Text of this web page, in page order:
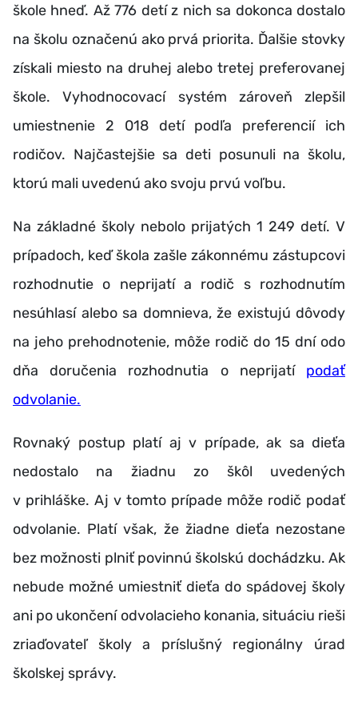
škole hneď. Až 776 detí z nich sa dokonca dostalo
na školu označenú ako prvá priorita. Ďalšie stovky
získali miesto na druhej alebo tretej preferovanej
škole. Vyhodnocovací systém zároveň zlepšil
umiestnenie 2 018 detí podľa preferencií ich
rodičov. Najčastejšie sa deti posunuli na školu,
ktorú mali uvedenú ako svoju prvú voľbu.
Na základné školy nebolo prijatých 1 249 detí. V
prípadoch, keď škola zašle zákonnému zástupcovi
rozhodnutie o neprijatí a rodič s rozhodnutím
nesúhlasí alebo sa domnieva, že existujú dôvody
na jeho prehodnotenie, môže rodič do 15 dní odo
dňa doručenia rozhodnutia o neprijatí podať
odvolanie.
Rovnaký postup platí aj v prípade, ak sa dieťa
nedostalo na žiadnu zo škôl uvedených
v prihláške. Aj v tomto prípade môže rodič podať
odvolanie. Platí však, že žiadne dieťa nezostane
bez možnosti plniť povinnú školskú dochádzku. Ak
nebude možné umiestniť dieťa do spádovej školy
ani po ukončení odvolacieho konania, situáciu rieši
zriaďovateľ školy a príslušný regionálny úrad
školskej správy.